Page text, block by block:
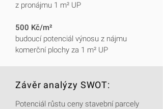
z pronájmu 1 m² UP
500 Kč/m²
budoucí potenciál výnosu z nájmu
komerční plochy za 1 m² UP
Závěr analýzy SWOT:
Potenciál růstu ceny stavební parcely